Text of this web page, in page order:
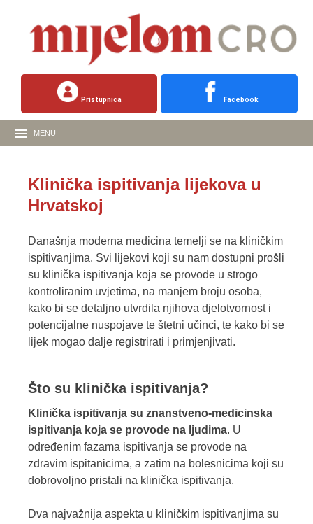
Pristupnica Facebook
MENU
Klinička ispitivanja lijekova u
Hrvatskoj
Današnja moderna medicina temelji se na kliničkim
ispitivanjima. Svi lijekovi koji su nam dostupni prošli
su klinička ispitivanja koja se provode u strogo
kontroliranim uvjetima, na manjem broju osoba,
kako bi se detaljno utvrdila njihova djelotvornost i
potencijalne nuspojave te štetni učinci, te kako bi se
lijek mogao dalje registrirati i primjenjivati.
Što su klinička ispitivanja?
Klinička ispitivanja su znanstveno-medicinska
ispitivanja koja se provode na ljudima. U
određenim fazama ispitivanja se provode na
zdravim ispitanicima, a zatim na bolesnicima koji su
dobrovoljno pristali na klinička ispitivanja.
Dva najvažnija aspekta u kliničkim ispitivanjima su